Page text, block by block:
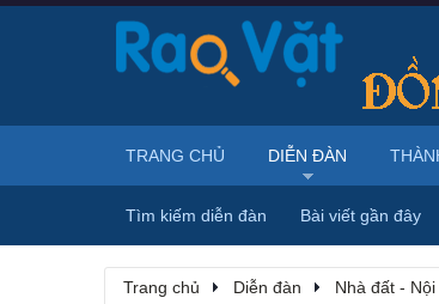
Trang chủ Diễn đàn Nhà đất -
TRANG CHỦ DIỄN ĐÀN
Tìm kiếm diễn đàn Bài viết gần đây